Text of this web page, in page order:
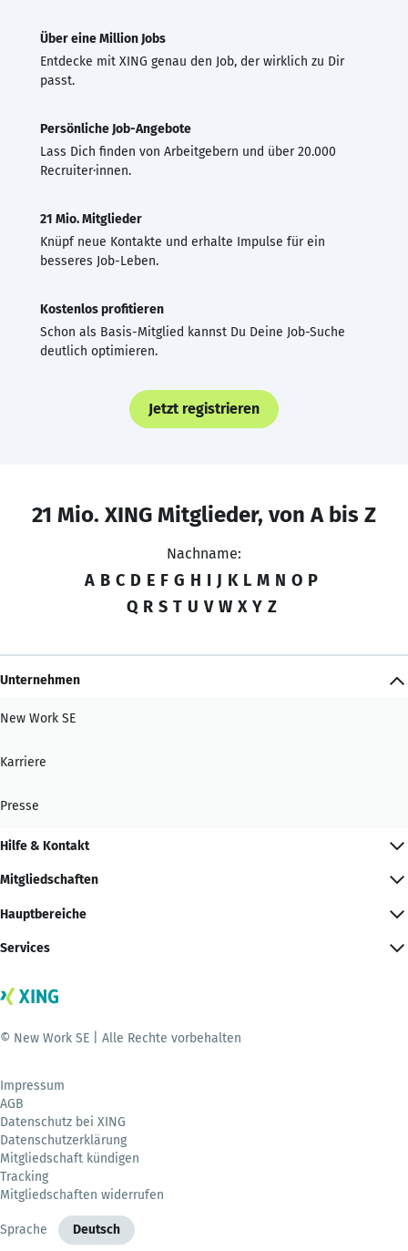
Über eine Million Jobs
Entdecke mit XING genau den Job, der wirklich zu Dir
passt.
Persönliche Job-Angebote
Lass Dich finden von Arbeitgebern und über 20.000
Recruiter·innen.
21 Mio. Mitglieder
Knüpf neue Kontakte und erhalte Impulse für ein
besseres Job-Leben.
Kostenlos profitieren
Schon als Basis-Mitglied kannst Du Deine Job-Suche
deutlich optimieren.
Jetzt registrieren
21 Mio. XING Mitglieder, von A bis Z
Nachname:
A B C D E F G H I J K L M N O P
Q R S T U V W X Y Z
Unternehmen
New Work SE
Karriere
Presse
Hilfe & Kontakt
Mitgliedschaften
Hauptbereiche
Services
© New Work SE | Alle Rechte vorbehalten
Impressum
AGB
Datenschutz bei XING
Datenschutzerklärung
Mitgliedschaft kündigen
Tracking
Mitgliedschaften widerrufen
Sprache Deutsch